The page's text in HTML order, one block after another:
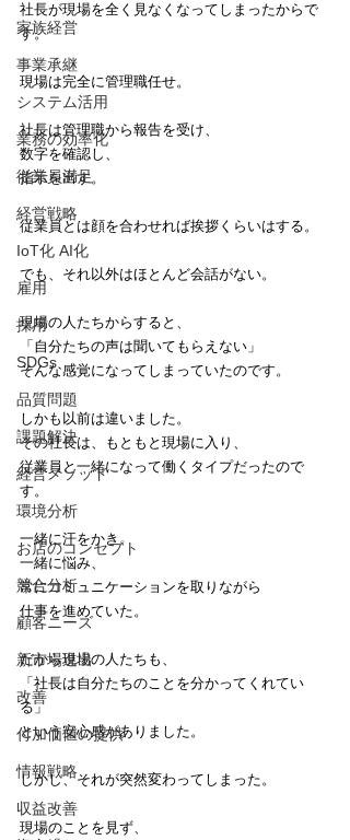
家族経営
事業承継
システム活用
業務の効率化
従業員満足
経営戦略
IoT化 AI化
雇用
採用
SDGs
品質問題
課題解決
経営メソッド
環境分析
お店のコンセプト
競合分析
顧客ニーズ
新市場進出
改善
付加価値の提供
情報戦略
収益改善
社長が現場を全く見なくなってしまったからで
す。
現場は完全に管理職任せ。
社長は管理職から報告を受け、
数字を確認し、
指示を出す。
従業員とは顔を合わせれば挨拶くらいはする。
でも、それ以外はほとんど会話がない。
現場の人たちからすると、
「自分たちの声は聞いてもらえない」
そんな感覚になってしまっていたのです。
しかも以前は違いました。
その社長は、もともと現場に入り、
従業員と一緒になって働くタイプだったので
す。
一緒に汗をかき、
一緒に悩み、
常にコミュニケーションを取りながら
仕事を進めていた。
だから現場の人たちも、
「社長は自分たちのことを分かってくれてい
る」
という安心感がありました。
しかし、それが突然変わってしまった。
現場のことを見ず、